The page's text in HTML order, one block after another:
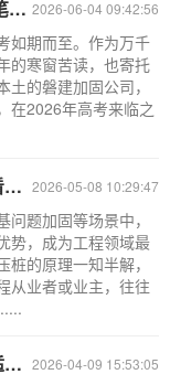
2026-06-04 09:42:56
如期而至。作为万千
的寒窗苦读，也寄托
的磐建加固公司，
在2026年高考来临之
2026-05-08 10:29:47
题加固等场景中，
势，成为工程领域最
的原理一知半解，
从业者或业主，往往
2026-04-09 15:53:05